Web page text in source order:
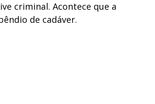
criminal. Acontece que a
de cadáver.